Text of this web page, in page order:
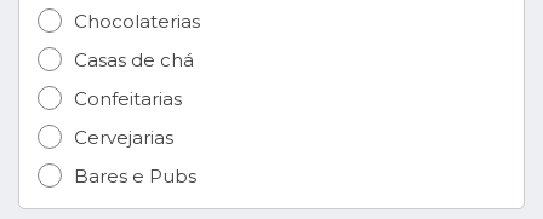
Chocolaterias
Casas de chá
Confeitarias
Cervejarias
Bares e Pubs